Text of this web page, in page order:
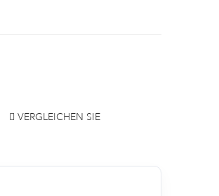
VERGLEICHEN SIE